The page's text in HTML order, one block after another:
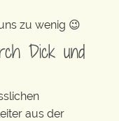
zu wenig 😉
Dick und
aus der